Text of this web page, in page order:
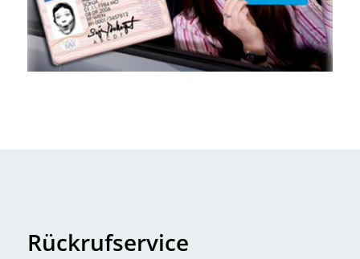
Rückrufservice